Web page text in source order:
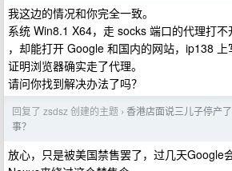
我这边的情况和你完全一致。
系统 Win8.1 X64，走 socks 端口的代理打
，却能打开 Google 和国内的网站，ip138 上
证明浏览器确实走了代理。
请问你找到解决办法了吗？
回复了 zsdsz 创建的主题 › 香港店面说三儿子停产
事？
放心，只是被美国禁售罢了，过几天Google